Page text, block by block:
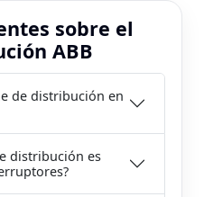
sobre el
ABB
de distribución en
distribución es